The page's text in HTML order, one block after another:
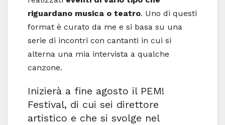
riguardano musica o teatro. Uno di questi
format è curato da me e si basa su una
serie di incontri con cantanti in cui si
alterna una mia intervista a qualche
canzone.
Inizierà a fine agosto il PEM!
Festival, di cui sei direttore
artistico e che si svolge nel